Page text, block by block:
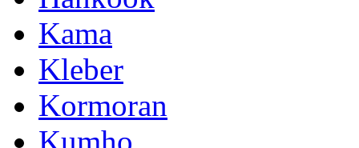
Kama
Kleber
Kormoran
Kumho